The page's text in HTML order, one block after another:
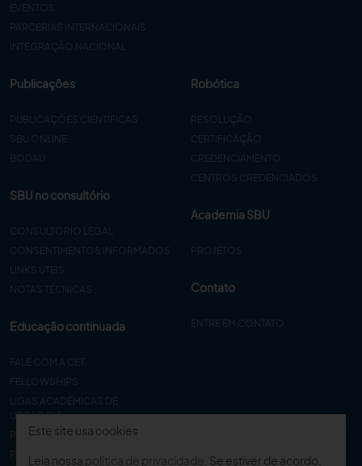
EVENTOS
PARCERIAS INTERNACIONAIS
INTEGRAÇÃO NACIONAL
Publicações
PUBLICAÇÕES CIENTÍFICAS
SBU ONLINE
BODAU
SBU no consultório
CONSULTÓRIO LEGAL
CONSENTIMENTOS INFORMADOS
LINKS ÚTEIS
NOTAS TÉCNICAS
Educação continuada
FALE COM A CET
FELLOWSHIPS
LIGAS ACADÊMICAS DE
UROLOGIA
PAPER
PROCET
Robótica
RESOLUÇÃO
CERTIFICAÇÃO
CREDENCIAMENTO
CENTROS CREDENCIADOS
Academia SBU
PROJETOS
Contato
ENTRE EM CONTATO
Este site usa cookies
Leia nossa política de privacidade . Se estiver de acordo,